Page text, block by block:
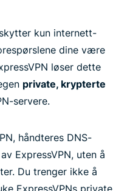
kun internett-
dine være
løser dette
private, krypterte
servere.
håndteres DNS-
ExpressVPN, uten å
Du trenger ikke å